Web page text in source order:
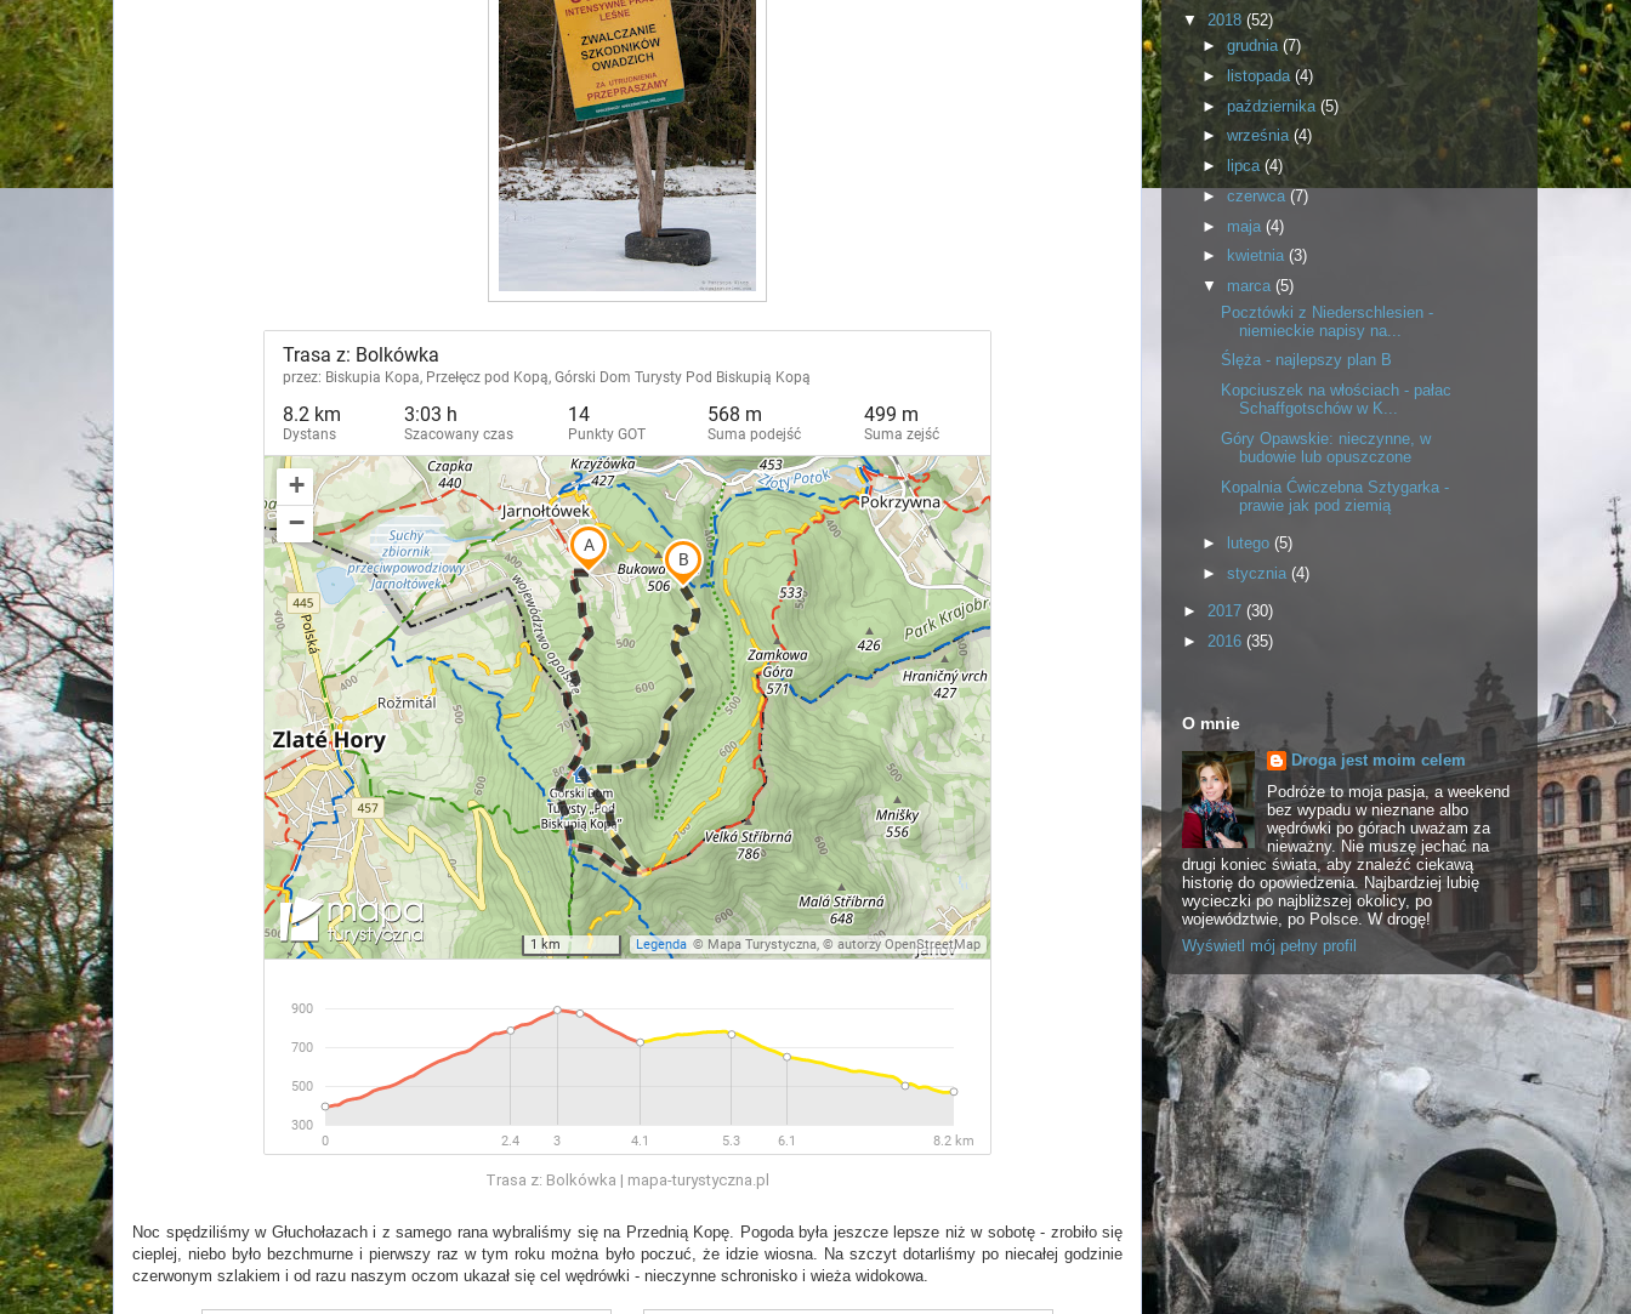
Trasa z: Bolkówka | mapa-turystyczna.pl
Noc spędziliśmy w Głuchołazach i z samego rana wybraliśmy się na Przednią Kopę. Pogoda była jeszcze lepsze niż w sobotę - zrobiło się
cieplej, niebo było bezchmurne i pierwszy raz w tym roku można było poczuć, że idzie wiosna. Na szczyt dotarliśmy po niecałej godzinie
czerwonym szlakiem i od razu naszym oczom ukazał się cel wędrówki - nieczynne schronisko i wieża widokowa.
▼ 2018 (52)
► grudnia (7)
►
listopada (4)
►października (5)
► września (4)
►
lipca (4)
► czerwca (7)
► maja (4)
►
kwietnia (3)
▼ marca (5)
Pocztówki z Niederschlesien -
niemieckie napisy na...
Ślęża - najlepszy plan B
Kopciuszek na włościach - pałac
Schaffgotschów w K...
Góry Opawskie: nieczynne, w
budowie lub opuszczone
Kopalnia Ćwiczebna Sztygarka -
prawie jak pod ziemią
► lutego (5)
► stycznia (4)
► 2017 (30)
► 2016 (35)
O mnie
Droga jest moim celem
Podróże to moja pasja, a weekend
bez wypadu w nieznane albo
wędrówki po górach uważam za
nieważny. Nie muszę jechać na
drugi koniec świata, aby znaleźć ciekawą
historię do opowiedzenia. Najbardziej lubię
wycieczki po najbliższej okolicy, po
województwie, po Polsce. W drogę!
Wyświetl mój pełny profil